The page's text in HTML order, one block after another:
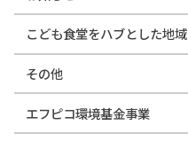
こども食堂をハブとした地
その他
エフピコ環境基金事業